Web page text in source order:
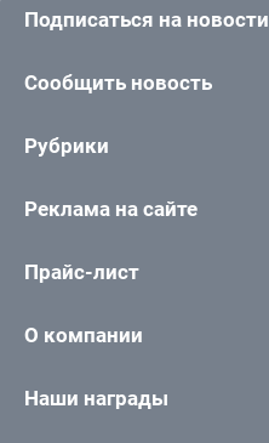
Подписаться на новости
Сообщить новость
Рубрики
Реклама на сайте
Прайс-лист
О компании
Наши награды